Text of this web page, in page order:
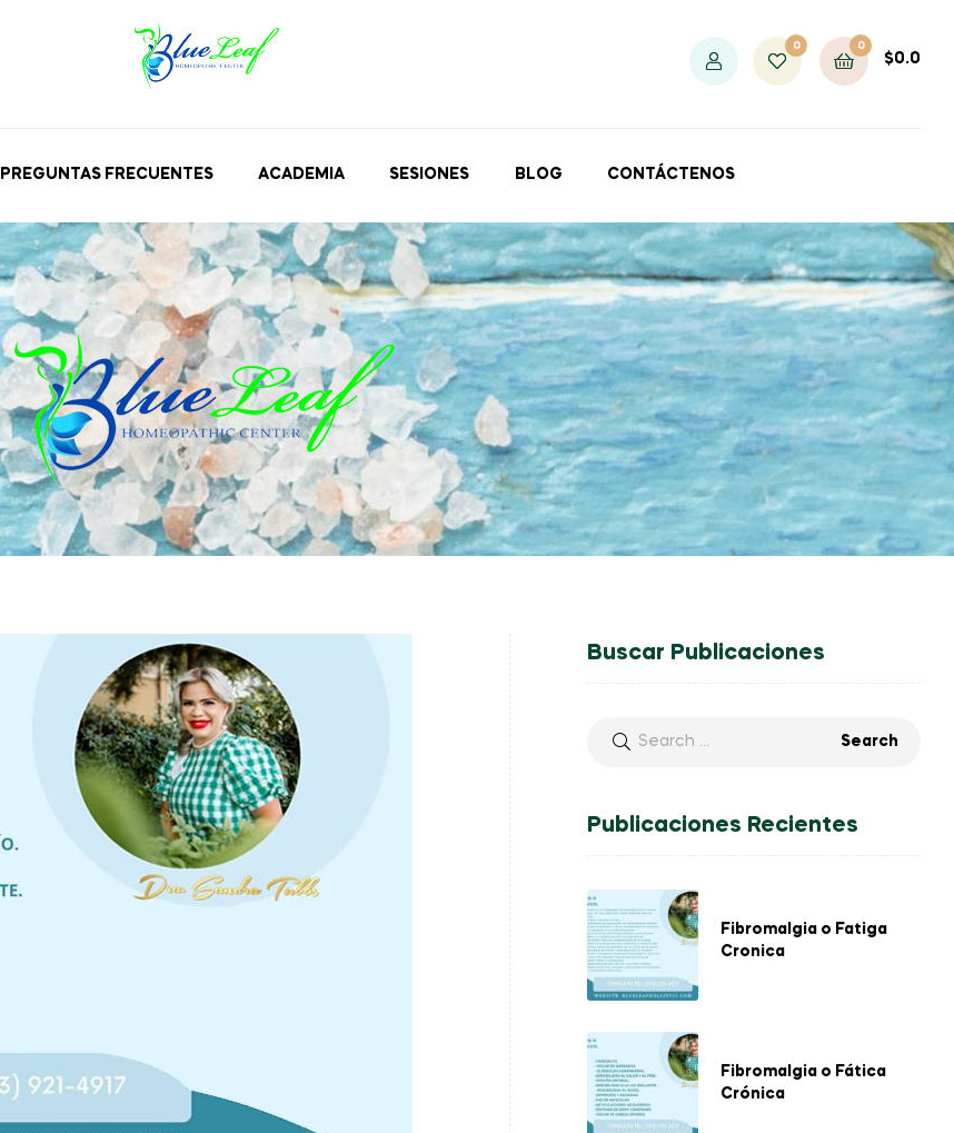
0 0
$0.0
PREGUNTAS FRECUENTES ACADEMIA SESIONES BLOG CONTÁCTENOS
Buscar Publicaciones
Publicaciones Recientes
Fibromalgia o Fatiga
Cronica
Fibromalgia o Fática
Crónica